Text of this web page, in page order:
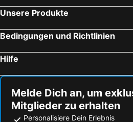
Unsere Produkte
Bedingungen und Richtlinien
Hilfe
Melde Dich an, um
Mitglieder zu erhalten
Personalisiere Dein Erlebnis